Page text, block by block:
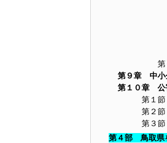
１ し
２ ご
３
４ し
５ 監
第２節
第９章 中小
第１０章 公
第１
第２節 公
第３節 企
第４部 鳥取県